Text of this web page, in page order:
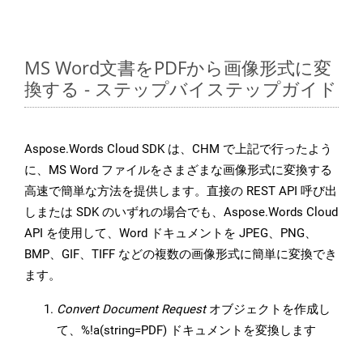
MS Word文書をPDFから画像形式に変
換する - ステップバイステップガイド
Aspose.Words Cloud SDK は、CHM で上記で行ったよう
に、MS Word ファイルをさまざまな画像形式に変換する
高速で簡単な方法を提供します。直接の REST API 呼び出
しまたは SDK のいずれの場合でも、Aspose.Words Cloud
API を使用して、Word ドキュメントを JPEG、PNG、
BMP、GIF、TIFF などの複数の画像形式に簡単に変換でき
ます。
Convert Document Requestオブジェクトを作成し
て、%!a(string=PDF) ドキュメントを変換します